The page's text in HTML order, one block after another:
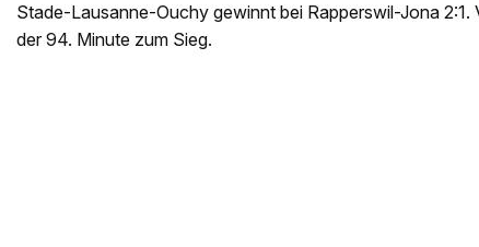
Stade-Lausanne-Ouchy gewinnt bei Rapperswil-Jona 2:1.
der 94. Minute zum Sieg.